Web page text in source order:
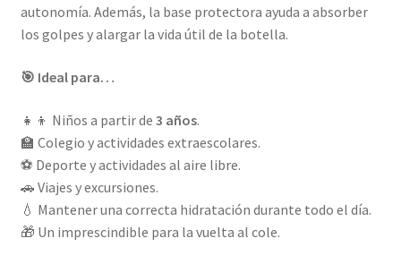
autonomía. Además, la base protectora ayuda a absorber
los golpes y alargar la vida útil de la botella.
🎯 Ideal para…
👧👦 Niños a partir de 3 años.
🏫 Colegio y actividades extraescolares.
⚽ Deporte y actividades al aire libre.
🚗 Viajes y excursiones.
💧 Mantener una correcta hidratación durante todo el día.
🎁 Un imprescindible para la vuelta al cole.